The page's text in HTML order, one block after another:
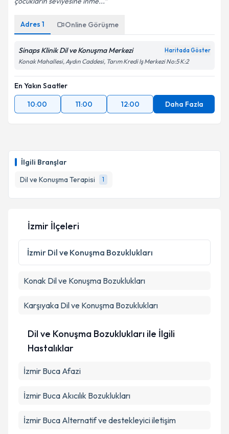
İlgili Branşlar
Dil ve Konuşma Terapisi
1
Adres 1 Online Görüşme
Sinaps Klinik Dil ve Konuşma Merkezi Haritada Göster
Konak Mahallesi, Aydın Caddesi, Tarım Kredi Iş Merkezi No:5 K:2
En Yakın Saatler
10:00
11:00 12:00 Daha Fazla
İzmir İlçeleri
İzmir Dil ve Konuşma Bozuklukları
Konak Dil ve Konuşma Bozuklukları
Karşıyaka Dil ve Konuşma Bozuklukları
Dil ve Konuşma Bozuklukları ile İlgili
Hastalıklar
İzmir Buca Afazi
İzmir Buca Akıcılık Bozuklukları
İzmir Buca Alternatif ve destekleyici iletişim